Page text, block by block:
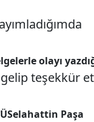
olayı
teşekkür
Selahattin Paşa